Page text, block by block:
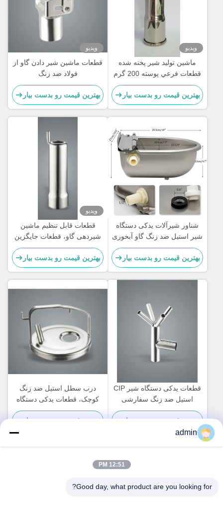
ویدیو
ماشين توليد شير پخته شده
قطعات فرعي پوسته 200 گرم
سفارشي براي كلاستر، فنجان
چاي
بهترین قیمت رو بدست بیار
ویدیو
قطعات ماشين شير دادن گاو از
فولاد ضد زنگ
بهترین قیمت رو بدست بیار
شناور شیرآلات یدکی دستگاه
شیر استیل ضد زنگ گاو آبخوری
اتوماتیک
بهترین قیمت رو بدست بیار
ویدیو
قطعات قابل تنظیم ماشین
شیردهی گاو، قطعات جایگزین
ماشین شیردهی نوع پوسته،
فنجان شیر
بهترین قیمت رو بدست بیار
قطعات یدکی دستگاه شیر CIP
استیل ضد زنگ سفارشی
بهترین قیمت رو بدست بیار
درب سطل استیل ضد زنگ
کوچک، قطعات یدکی دستگاه
دوشش گاو از نوع سه راهی هوا
بهترین قیمت رو بدست بیار
admin
12:51 PM
Good day, what product are you looking for?